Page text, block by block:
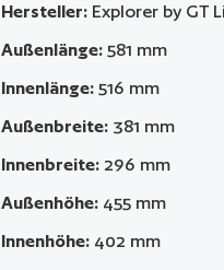
Hersteller: Explorer by GT
Außenlänge: 581 mm
Innenlänge: 516 mm
Außenbreite: 381 mm
Innenbreite: 296 mm
Außenhöhe: 455 mm
Innenhöhe: 402 mm